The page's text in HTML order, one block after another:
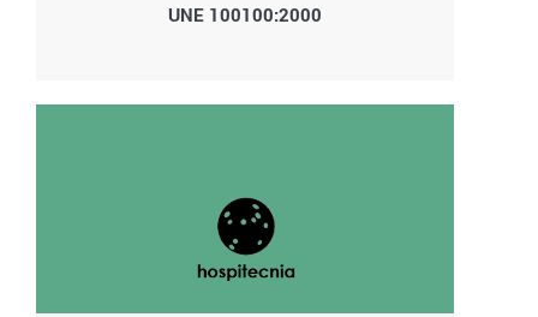
UNE 100100:2000